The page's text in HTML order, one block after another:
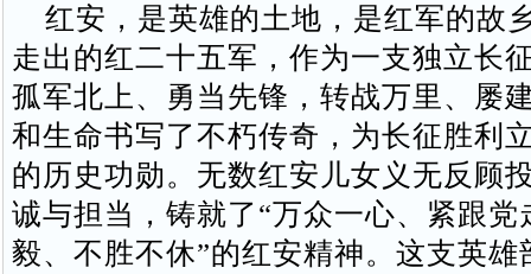
红安，是英雄的土地，是红军的故
走出的红二十五军，作为一支独立长
孤军北上、勇当先锋，转战万里、屡
和生命书写了不朽传奇，为长征胜利
的历史功勋。无数红安儿女义无反顾
诚与担当，铸就了“万众一心、紧跟党
毅、不胜不休”的红安精神。这支英雄